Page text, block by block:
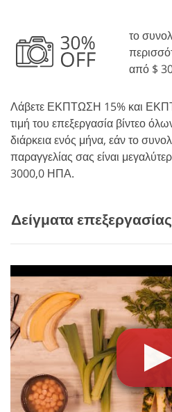
το
από $
Λάβετε ΕΚΠΤΩΣΗ 15% και
τιμή του επεξεργασία βίντεο
διάρκεια ενός μήνα, εάν το
παραγγελίας σας είναι
3000,0 ΗΠΑ.
Δείγματα